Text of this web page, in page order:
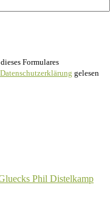
Formulares
Datenschutzerklärung gelesen